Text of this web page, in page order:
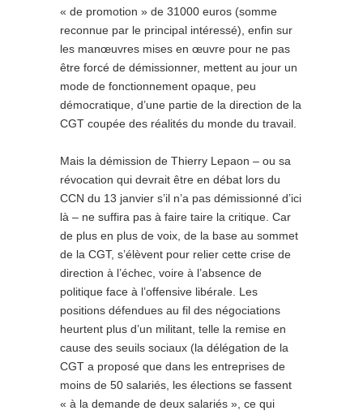
« de promotion » de 31000 euros (somme
reconnue par le principal intéressé), enfin sur
les manœuvres mises en œuvre pour ne pas
être forcé de démissionner, mettent au jour un
mode de fonctionnement opaque, peu
démocratique, d’une partie de la direction de la
CGT coupée des réalités du monde du travail.
Mais la démission de Thierry Lepaon – ou sa
révocation qui devrait être en débat lors du
CCN du 13 janvier s’il n’a pas démissionné d’ici
là – ne suffira pas à faire taire la critique. Car
de plus en plus de voix, de la base au sommet
de la CGT, s’élèvent pour relier cette crise de
direction à l’échec, voire à l’absence de
politique face à l’offensive libérale. Les
positions défendues au fil des négociations
heurtent plus d’un militant, telle la remise en
cause des seuils sociaux (la délégation de la
CGT a proposé que dans les entreprises de
moins de 50 salariés, les élections se fassent
« à la demande de deux salariés », ce qui